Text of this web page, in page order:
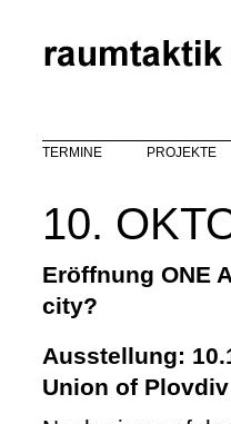
TERMINE PROJEKTE
10.
Eröffnung ONE
city?
Ausstellung:
Union of